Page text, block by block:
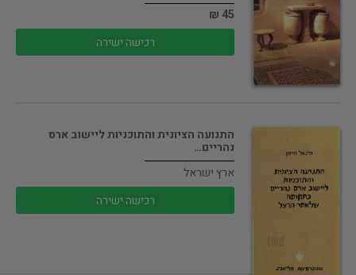
45 ₪
רכישה ישירה
התנועה הציונית והתוכניות ליישוב ארס
נהריים…
ארץ ישראל
רכישה ישירה